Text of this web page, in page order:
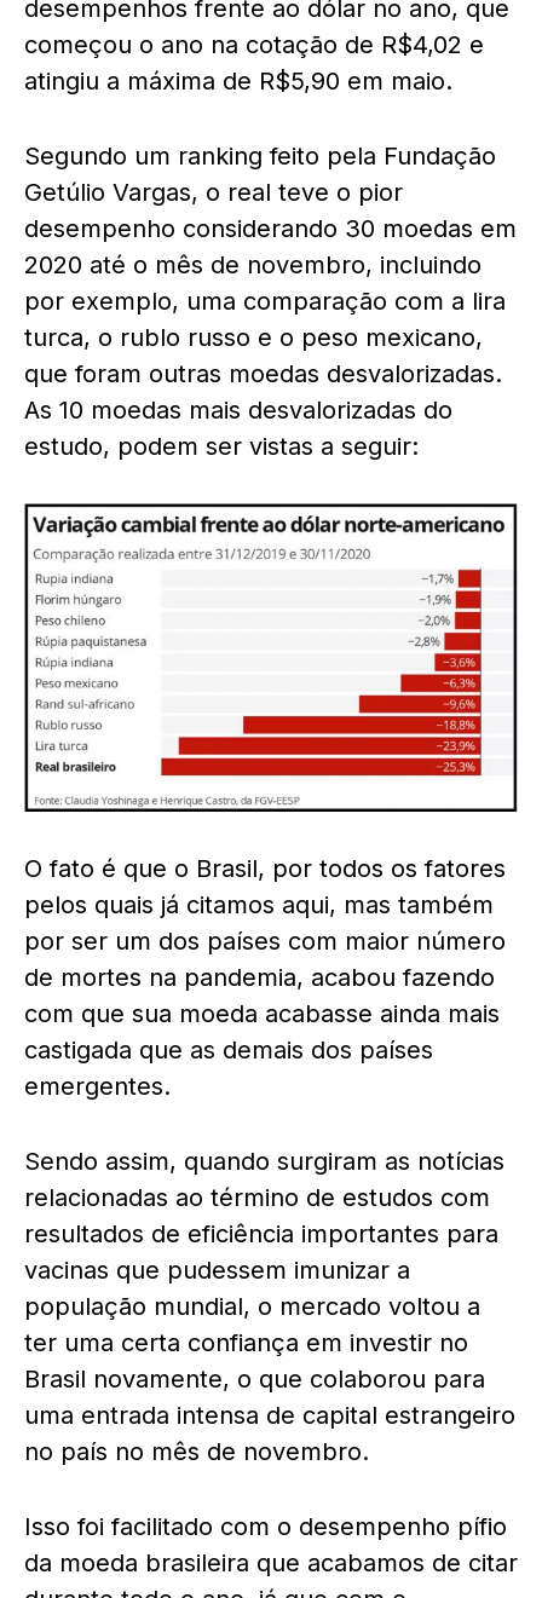
desempenhos frente ao dólar no ano, que
começou o ano na cotação de R$4,02 e
atingiu a máxima de R$5,90 em maio.
Segundo um ranking feito pela Fundação
Getúlio Vargas, o real teve o pior
desempenho considerando 30 moedas em
2020 até o mês de novembro, incluindo
por exemplo, uma comparação com a lira
turca, o rublo russo e o peso mexicano,
que foram outras moedas desvalorizadas.
As 10 moedas mais desvalorizadas do
estudo, podem ser vistas a seguir:
O fato é que o Brasil, por todos os fatores
pelos quais já citamos aqui, mas também
por ser um dos países com maior número
de mortes na pandemia, acabou fazendo
com que sua moeda acabasse ainda mais
castigada que as demais dos países
emergentes.
Sendo assim, quando surgiram as notícias
relacionadas ao término de estudos com
resultados de eficiência importantes para
vacinas que pudessem imunizar a
população mundial, o mercado voltou a
ter uma certa confiança em investir no
Brasil novamente, o que colaborou para
uma entrada intensa de capital estrangeiro
no país no mês de novembro.
Isso foi facilitado com o desempenho pífio
da moeda brasileira que acabamos de citar